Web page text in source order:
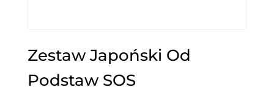
Zestaw Japoński Od
Podstaw SOS